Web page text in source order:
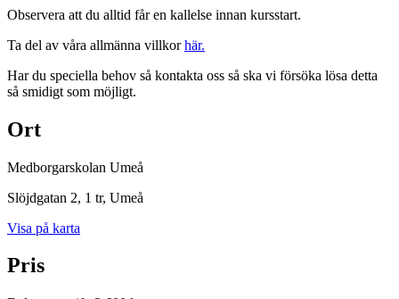
Observera att du alltid får en kallelse innan kursstart.
Ta del av våra allmänna villkorhär.
Har du speciella behov så kontakta oss så ska vi försöka lösa detta
så smidigt som möjligt.
Ort
Medborgarskolan Umeå
Slöjdgatan 2, 1 tr, Umeå
Visa på karta
Pris